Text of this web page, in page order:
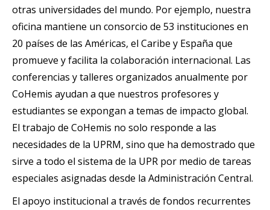
otras universidades del mundo. Por ejemplo, nuestra
oficina mantiene un consorcio de 53 instituciones en
20 países de las Américas, el Caribe y España que
promueve y facilita la colaboración internacional. Las
conferencias y talleres organizados anualmente por
CoHemis ayudan a que nuestros profesores y
estudiantes se expongan a temas de impacto global.
El trabajo de CoHemis no solo responde a las
necesidades de la UPRM, sino que ha demostrado que
sirve a todo el sistema de la UPR por medio de tareas
especiales asignadas desde la Administración Central.
El apoyo institucional a través de fondos recurrentes